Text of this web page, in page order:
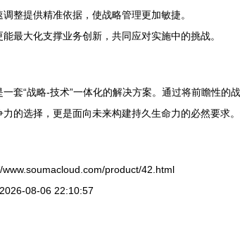
整提供精准依据，使战略管理更加敏捷。
最大化支撑业务创新，共同应对实施中的挑战。
套“战略-技术”一体化的解决方案。通过将前瞻性的
的选择，更是面向未来构建持久生命力的必然要求
product/42.html
08-06 22:10:57